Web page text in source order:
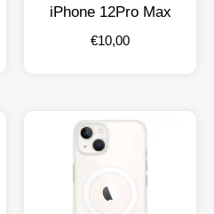
iPhone 12Pro Max
€10,00